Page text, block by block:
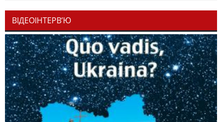
ВІДЕОІНТЕРВ’Ю